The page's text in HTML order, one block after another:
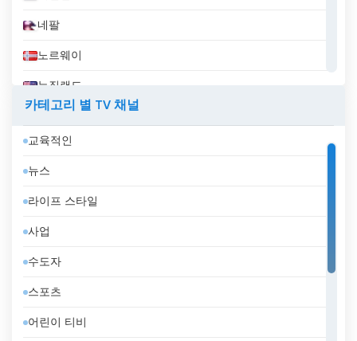
네팔
노르웨이
뉴질랜드
대한민국
덴마크
도미니카 공화국
독일
라트비아
러시아
레바논
카테고리 별 TV 채널
교육적인
뉴스
라이프 스타일
사업
수도자
스포츠
어린이 티비